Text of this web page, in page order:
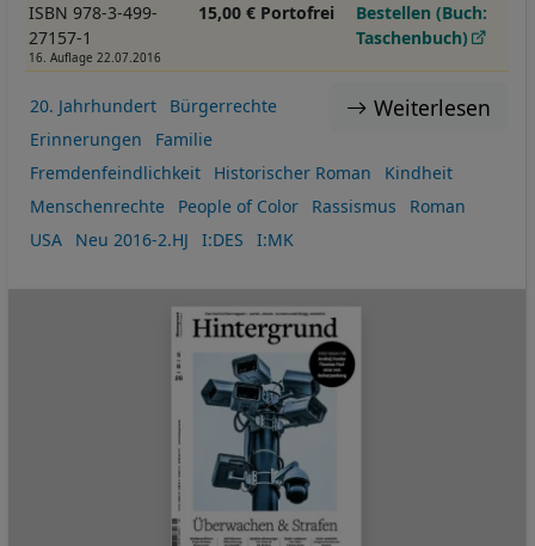
ISBN 978-3-499-
27157-1
16. Auflage 22.07.2016
15,00 € Portofrei
Bestellen (Buch:
Taschenbuch)
Weiterlesen
20. Jahrhundert
Bürgerrechte
Erinnerungen
Familie
Fremdenfeindlichkeit
Historischer Roman
Kindheit
Menschenrechte
People of Color Rassismus
Roman
USA
Neu 2016-2.HJ I:DES I:MK